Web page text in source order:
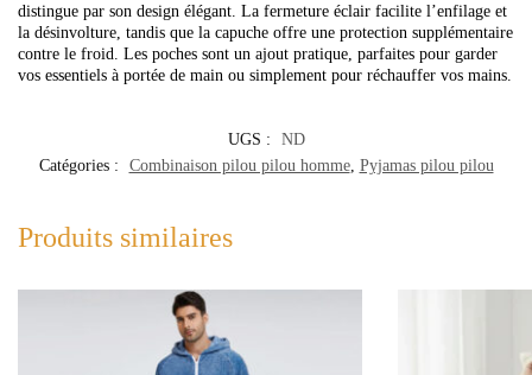
distingue par son design élégant. La fermeture éclair facilite l’enfilage et
la désinvolture, tandis que la capuche offre une protection supplémentaire
contre le froid. Les poches sont un ajout pratique, parfaites pour garder
vos essentiels à portée de main ou simplement pour réchauffer vos mains.
UGS :
ND
Catégories :
Combinaison pilou pilou homme, Pyjamas pilou pilou
Produits similaires